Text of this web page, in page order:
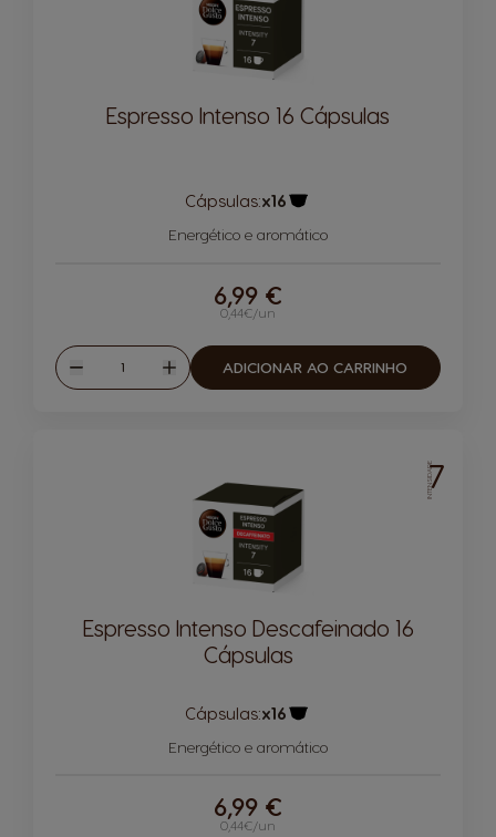
Espresso Intenso 16 Cápsulas
Cápsulas:x16
Energético e aromático
0,44€/un
6,99 €
Reduzir
Quantidade
Aumentar
ADICIONAR AO CARRINHO
INTENSIDADE7
Espresso Intenso Descafeinado 16
Cápsulas
Cápsulas:x16
Energético e aromático
0,44€/un
6,99 €